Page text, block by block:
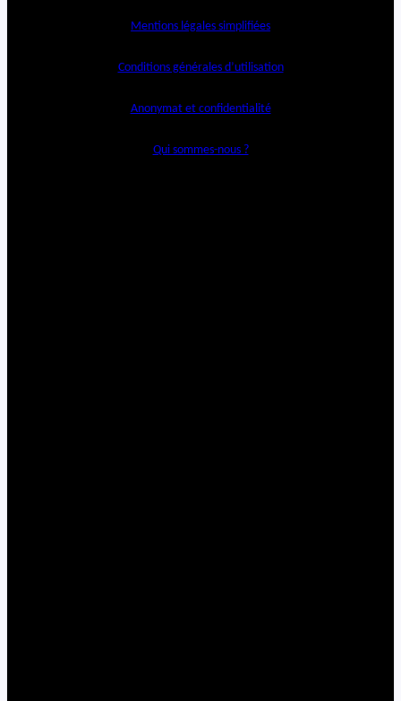
Mentions légales simplifiées
Conditions générales d’utilisation
Anonymat et confidentialité
Qui sommes-nous ?